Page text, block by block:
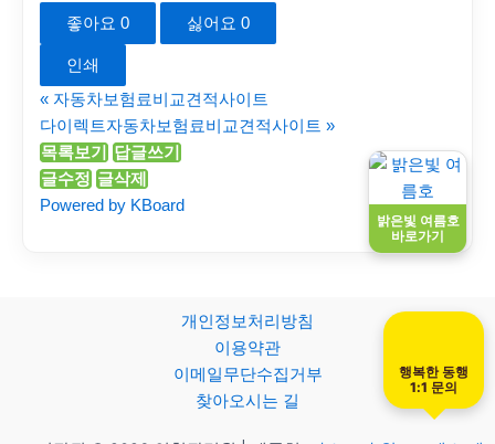
밝은빛 여름호
바로가기
좋아요 0 싫어요 0
인쇄
« 자동차보험료비교견적사이트
다이렉트자동차보험료비교견적사이트 »
목록보기
답글쓰기
글수정 글삭제
Powered by KBoard
개인정보처리방침
이용약관
이메일무단수집거부
찾아오시는 길
행복한 동행
1:1 문의